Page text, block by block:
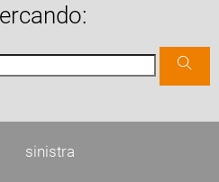
sinistra